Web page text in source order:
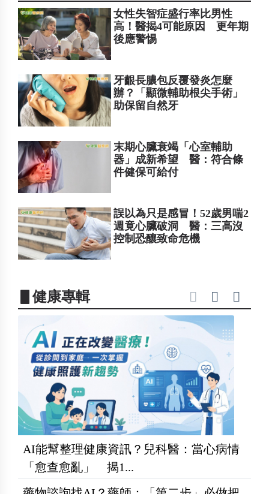
女性失智症盛行率比男性
高！醫揭4可能原因 更年期
後應警惕
牙齦長膿包反覆發炎怎麼
辦？「顯微輔助根尖手術」
助保留自然牙
末期心臟衰竭「心室輔助
器」成新希望 醫：符合條
件健保可給付
誤以為只是感冒！52歲男喘2
週竟心臟破洞 醫：三高沒
控制恐釀致命危機
▋健康專輯
AI能幫整理健康資訊？兒科醫：當心病情
「愈查愈亂」 揭1...